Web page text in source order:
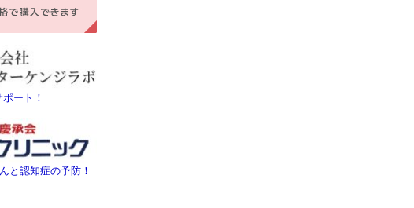
ート！
と認知症の予防！